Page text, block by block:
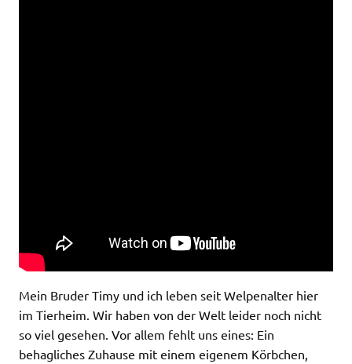
Mein Bruder Timy und ich leben seit Welpenalter hier
im Tierheim. Wir haben von der Welt leider noch nicht
so viel gesehen. Vor allem fehlt uns eines: Ein
behagliches Zuhause mit einem eigenem Körbchen,